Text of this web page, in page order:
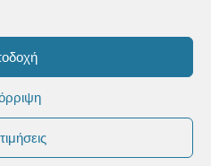
Πεμ-Παρ 10:00-18:00 | Κυρ